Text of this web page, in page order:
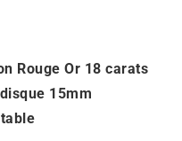
Rouge Or 18 carats
15mm